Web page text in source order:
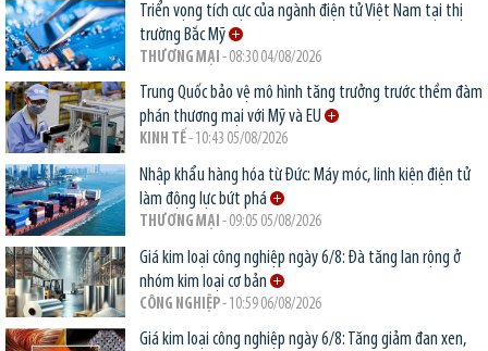
Triển vọng tích cực của ngành điện tử Việt Nam tại thị
trường Bắc Mỹ
THƯƠNG MẠI - 08:30 04/08/2026
Trung Quốc bảo vệ mô hình tăng trưởng trước thềm đàm
phán thương mại với Mỹ và EU
KINH TẾ- 10:43 05/08/2026
Nhập khẩu hàng hóa từ Đức: Máy móc, linh kiện điện tử
làm động lực bứt phá
THƯƠNG MẠI - 09:05 05/08/2026
Giá kim loại công nghiệp ngày 6/8: Đà tăng lan rộng ở
nhóm kim loại cơ bản
CÔNG NGHIỆP- 10:59 06/08/2026
Giá kim loại công nghiệp ngày 6/8: Tăng giảm đan xen,